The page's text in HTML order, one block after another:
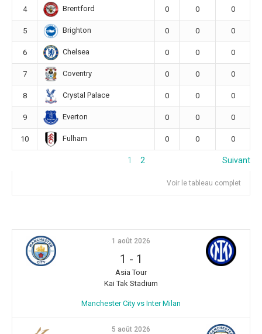
4 Brentford 0 0 0
5 Brighton 0 0 0
6 Chelsea 0 0 0
7 Coventry 0 0 0
8 Crystal Palace 0 0 0
9 Everton 0 0 0
10 Fulham 0 0 0
1 2 Suivant
Voir le tableau complet
1 août 2026
1 - 1
Asia Tour
Kai Tak Stadium
Manchester City vs Inter Milan
5 août 2026